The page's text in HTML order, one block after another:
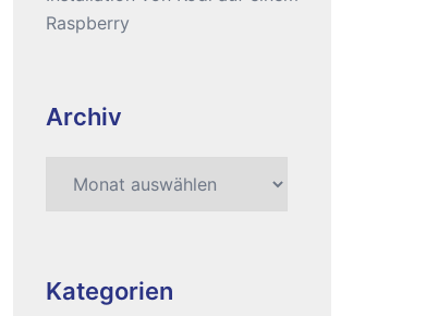
Raspberry
Archiv
Kategorien